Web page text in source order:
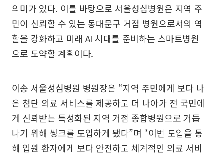
의미가 있다. 이를 바탕으로 서울성심병원은 지역 주
민이 신뢰할 수 있는 동대문구 거점 병원으로서의 역
할을 강화하고 미래 AI 시대를 준비하는 스마트병원
으로 도약할 계획이다.
이송 서울성심병원 병원장은 “지역 주민에게 보다 나
은 첨단 의료 서비스를 제공하고 더 나아가 전 국민에
게 신뢰받는 특성화된 지역 거점 종합병원으로 거듭
나기 위해 씽크를 도입하게 됐다”며 “이번 도입을 통
해 입원 환자에게 보다 안전하고 체계적인 의료 서비